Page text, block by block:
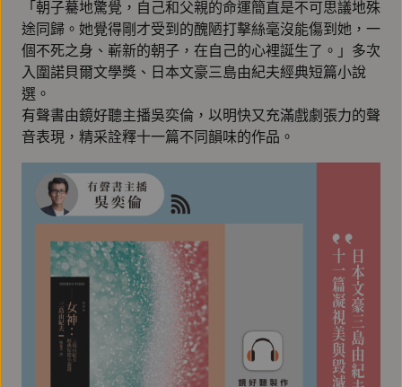
「朝子驀地驚覺，自己和父親的命運簡直是不可思議地殊
途同歸。她覺得剛才受到的醜陋打擊絲毫沒能傷到她，一
個不死之身、嶄新的朝子，在自己的心裡誕生了。」多次
入圍諾貝爾文學獎、日本文豪三島由紀夫經典短篇小說
選。
有聲書由鏡好聽主播吳奕倫，以明快又充滿戲劇張力的聲
音表現，精采詮釋十一篇不同韻味的作品。